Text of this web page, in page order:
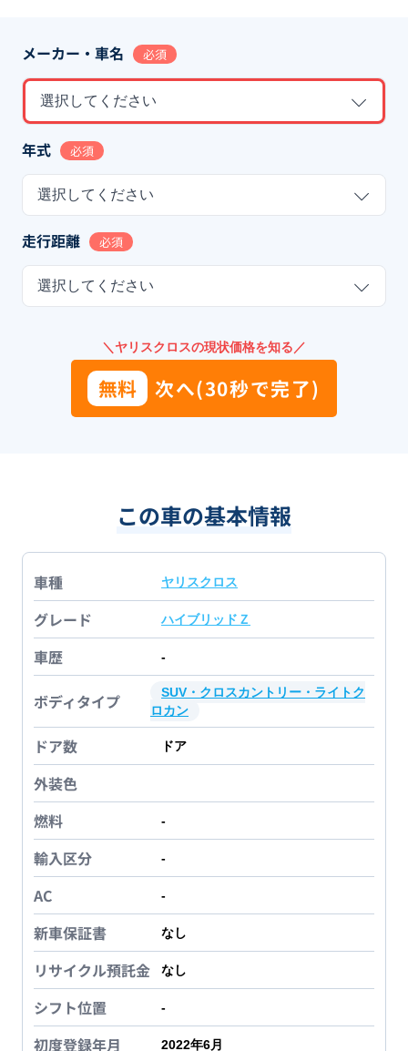
メーカー・車名 必須
選択してください
年式 必須
選択してください
走行距離 必須
選択してください
＼ヤリスクロスの現状価格を知る／
無料 次へ(30秒で完了)
この車の基本情報
車種 ヤリスクロス
グレード ハイブリッドＺ
車歴 -
ボディタイプ
SUV・クロスカントリー・ライトク
ロカン
ドア数 ドア
外装色
燃料
-
輸入区分 -
AC -
新車保証書 なし
リサイクル預託金 なし
シフト位置 -
初度登録年月 2022年6月